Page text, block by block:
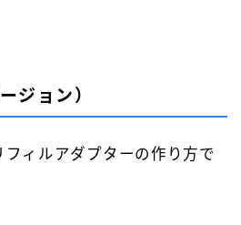
ジョン）
ィルアダプターの作り方で